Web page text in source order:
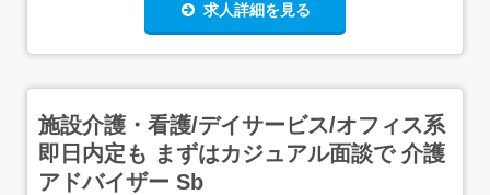
求人詳細を見る
施設介護・看護/デイサービス/オフィス系
即日内定も まずはカジュアル面談で 介護
アドバイザー Sb